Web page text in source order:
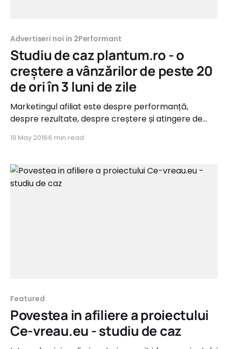
Advertiseri noi in 2Performant
Studiu de caz plantum.ro - o
creștere a vânzărilor de peste 20
de ori în 3 luni de zile
Marketingul afiliat este despre performanță,
despre rezultate, despre creștere și atingere de
oameni și lucru în echipă și nu în ultimul rând despre
în cantitățile potrivite te conduc către un business
19 May 2016 6 min read
Featured
Povestea in afiliere a proiectului
Ce-vreau.eu - studiu de caz